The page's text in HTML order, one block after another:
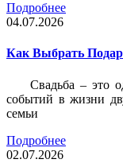
Подробнее
04.07.2026
Как Выбрать
Свадьба – это
событий в жизни
семьи
Подробнее
02.07.2026